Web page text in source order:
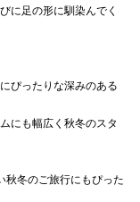
に足の形に馴染んでく
ぴったりな深みのある
にも幅広く秋冬のスタ
秋冬のご旅行にもぴった